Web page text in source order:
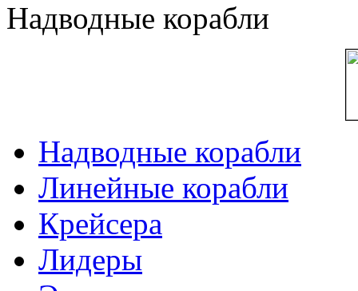
Надводные корабли
Надводные корабли
Линейные корабли
Крейсера
Лидеры